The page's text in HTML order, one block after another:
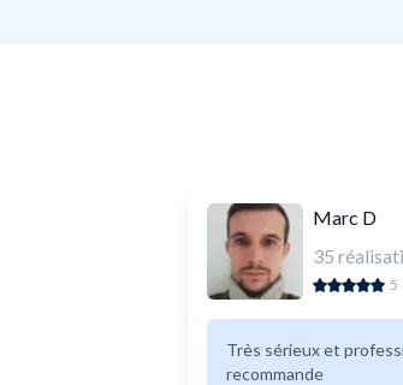
Marc D
35
5
Très sérieux et
recommande